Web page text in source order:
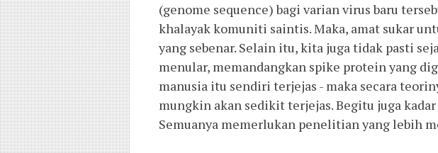
(genome sequence) bagi varian virus baru
khalayak komuniti saintis. Maka, amat sukar
yang sebenar. Selain itu, kita juga tidak pasti
menular, memandangkan spike protein yang
manusia itu sendiri terjejas - maka secara
mungkin akan sedikit terjejas. Begitu juga
Semuanya memerlukan penelitian yang lebih